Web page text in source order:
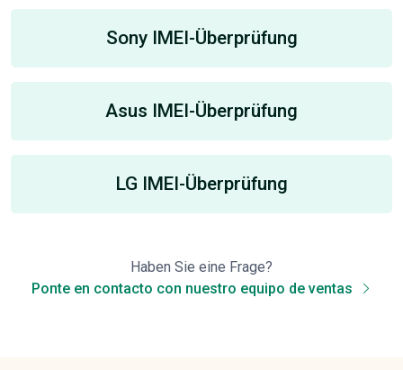
Sony IMEI-Überprüfung
Asus IMEI-Überprüfung
LG IMEI-Überprüfung
Haben Sie eine Frage?
Ponte en contacto con nuestro equipo de ventas